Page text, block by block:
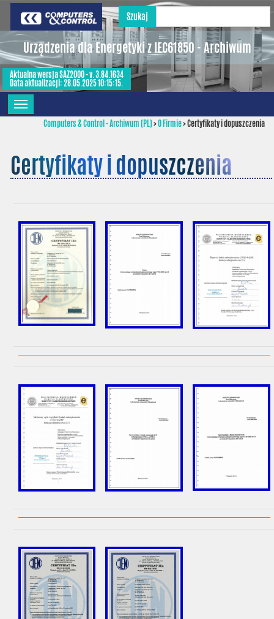
Szukaj
Urządzenia dla Energetyki z IEC61850 - Archiwum
Aktualna wersja SAZ2000 - v. 3.84.1634
Data aktualizacji: 28.05.2025 10:15:15.
Computers & Control - Archiwum (PL)>O Firmie>Certyfikaty i dopuszczenia
Certyfikaty i dopuszczenia